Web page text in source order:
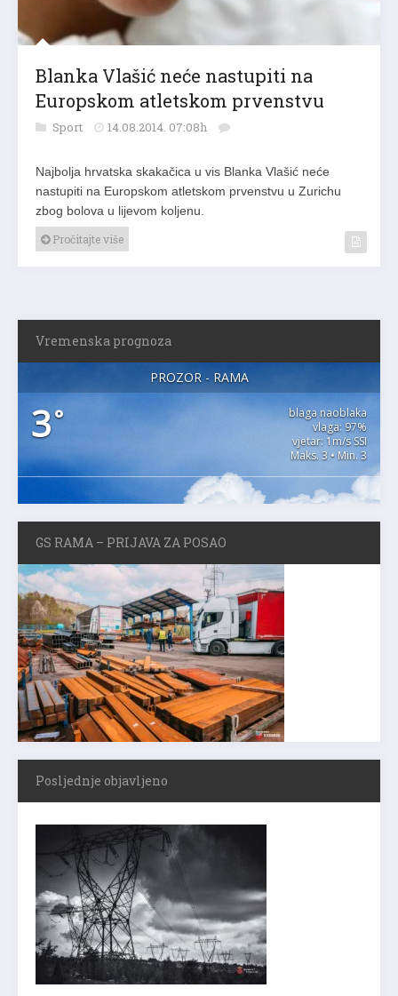
Blanka Vlašić neće nastupiti na
Europskom atletskom prvenstvu
Sport 14.08.2014. 07:08h
Najbolja hrvatska skakačica u vis Blanka Vlašić neće
nastupiti na Europskom atletskom prvenstvu u Zurichu
zbog bolova u lijevom koljenu.
Pročitajte više
Vremenska prognoza
PROZOR - RAMA
3°
blaga naoblaka
vlaga: 97%
vjetar: 1m/s SSI
Maks. 3 • Min. 3
GS RAMA – PRIJAVA ZA POSAO
Posljednje objavljeno